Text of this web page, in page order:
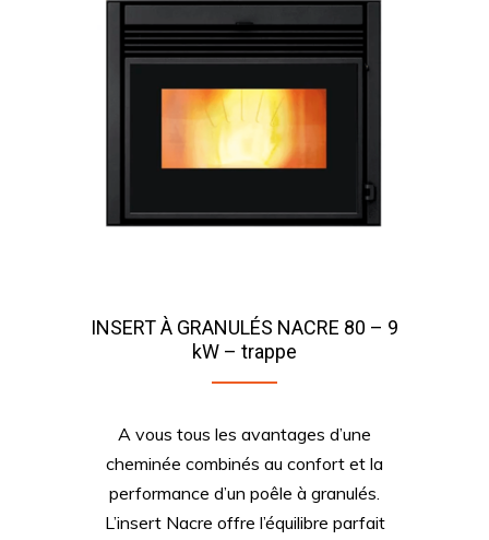
INSERT À GRANULÉS NACRE 80 – 9
kW – trappe
A vous tous les avantages d’une
cheminée combinés au confort et la
performance d’un poêle à granulés.
L’insert Nacre offre l’équilibre parfait